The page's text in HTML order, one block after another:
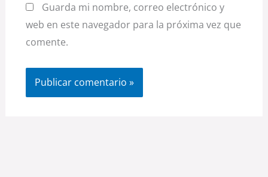
Guarda mi nombre, correo electrónico y
web en este navegador para la próxima vez que
comente.